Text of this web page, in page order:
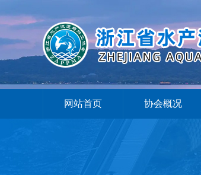
网站首页 协会概况